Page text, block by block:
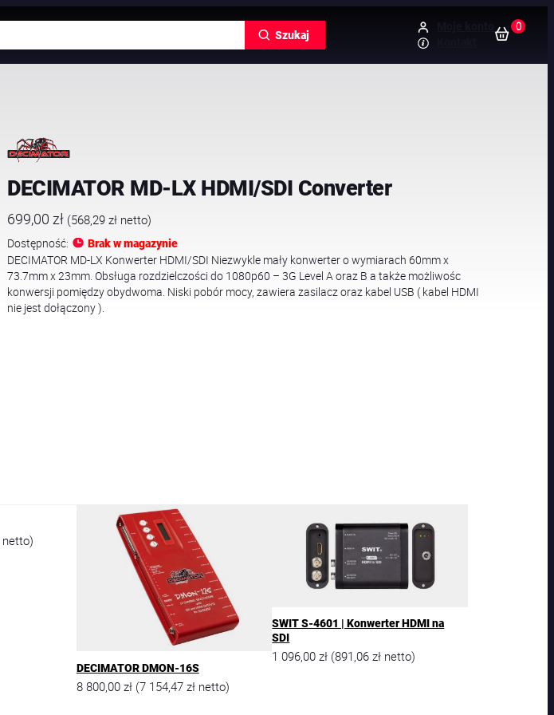
Szukaj
0
DECIMATOR MD-LX HDMI/SDI Converter
699,00 zł (568,29 zł netto)
Dostępność:
Brak w magazynie
DECIMATOR MD-LX Konwerter HDMI/SDI Niezwykle mały konwerter o wymiarach 60mm x
73.7mm x 23mm. Obsługa rozdzielczości do 1080p60 – 3G Level A oraz B a także możliwośc
konwersji pomiędzy obydwoma. Niski pobór mocy, zawiera zasilacz oraz kabel USB ( kabel HDMI
nie jest dołączony ).
netto)
DECIMATOR DMON-16S
8 800,00 zł (7 154,47 złnetto)
SWIT S-4601 | Konwerter HDMI na
SDI
1 096,00zł (891,06zł netto)